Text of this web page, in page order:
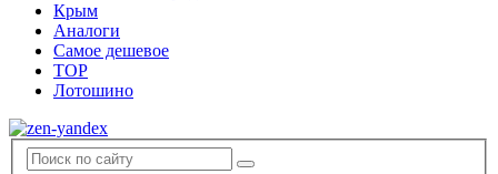
Крым
Аналоги
Самое дешевое
TOP
Лотошино